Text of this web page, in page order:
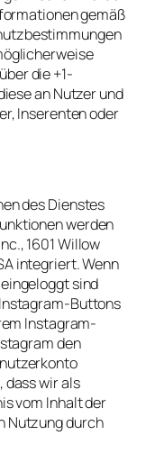
gemäß
die +1-
an Nutzer und
Inserenten oder
des Dienstes
werden
1601 Willow
integriert. Wenn
sind
Buttons
Instagram-
den
dass wir als
vom Inhalt der
Nutzung durch